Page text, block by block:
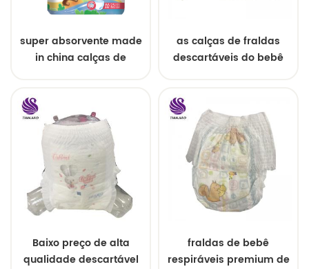
super absorvente made
in china calças de
as calças de fraldas
descartáveis ​​do bebê
Baixo preço de alta
qualidade descartável
fraldas de bebê
respiráveis ​​premium de